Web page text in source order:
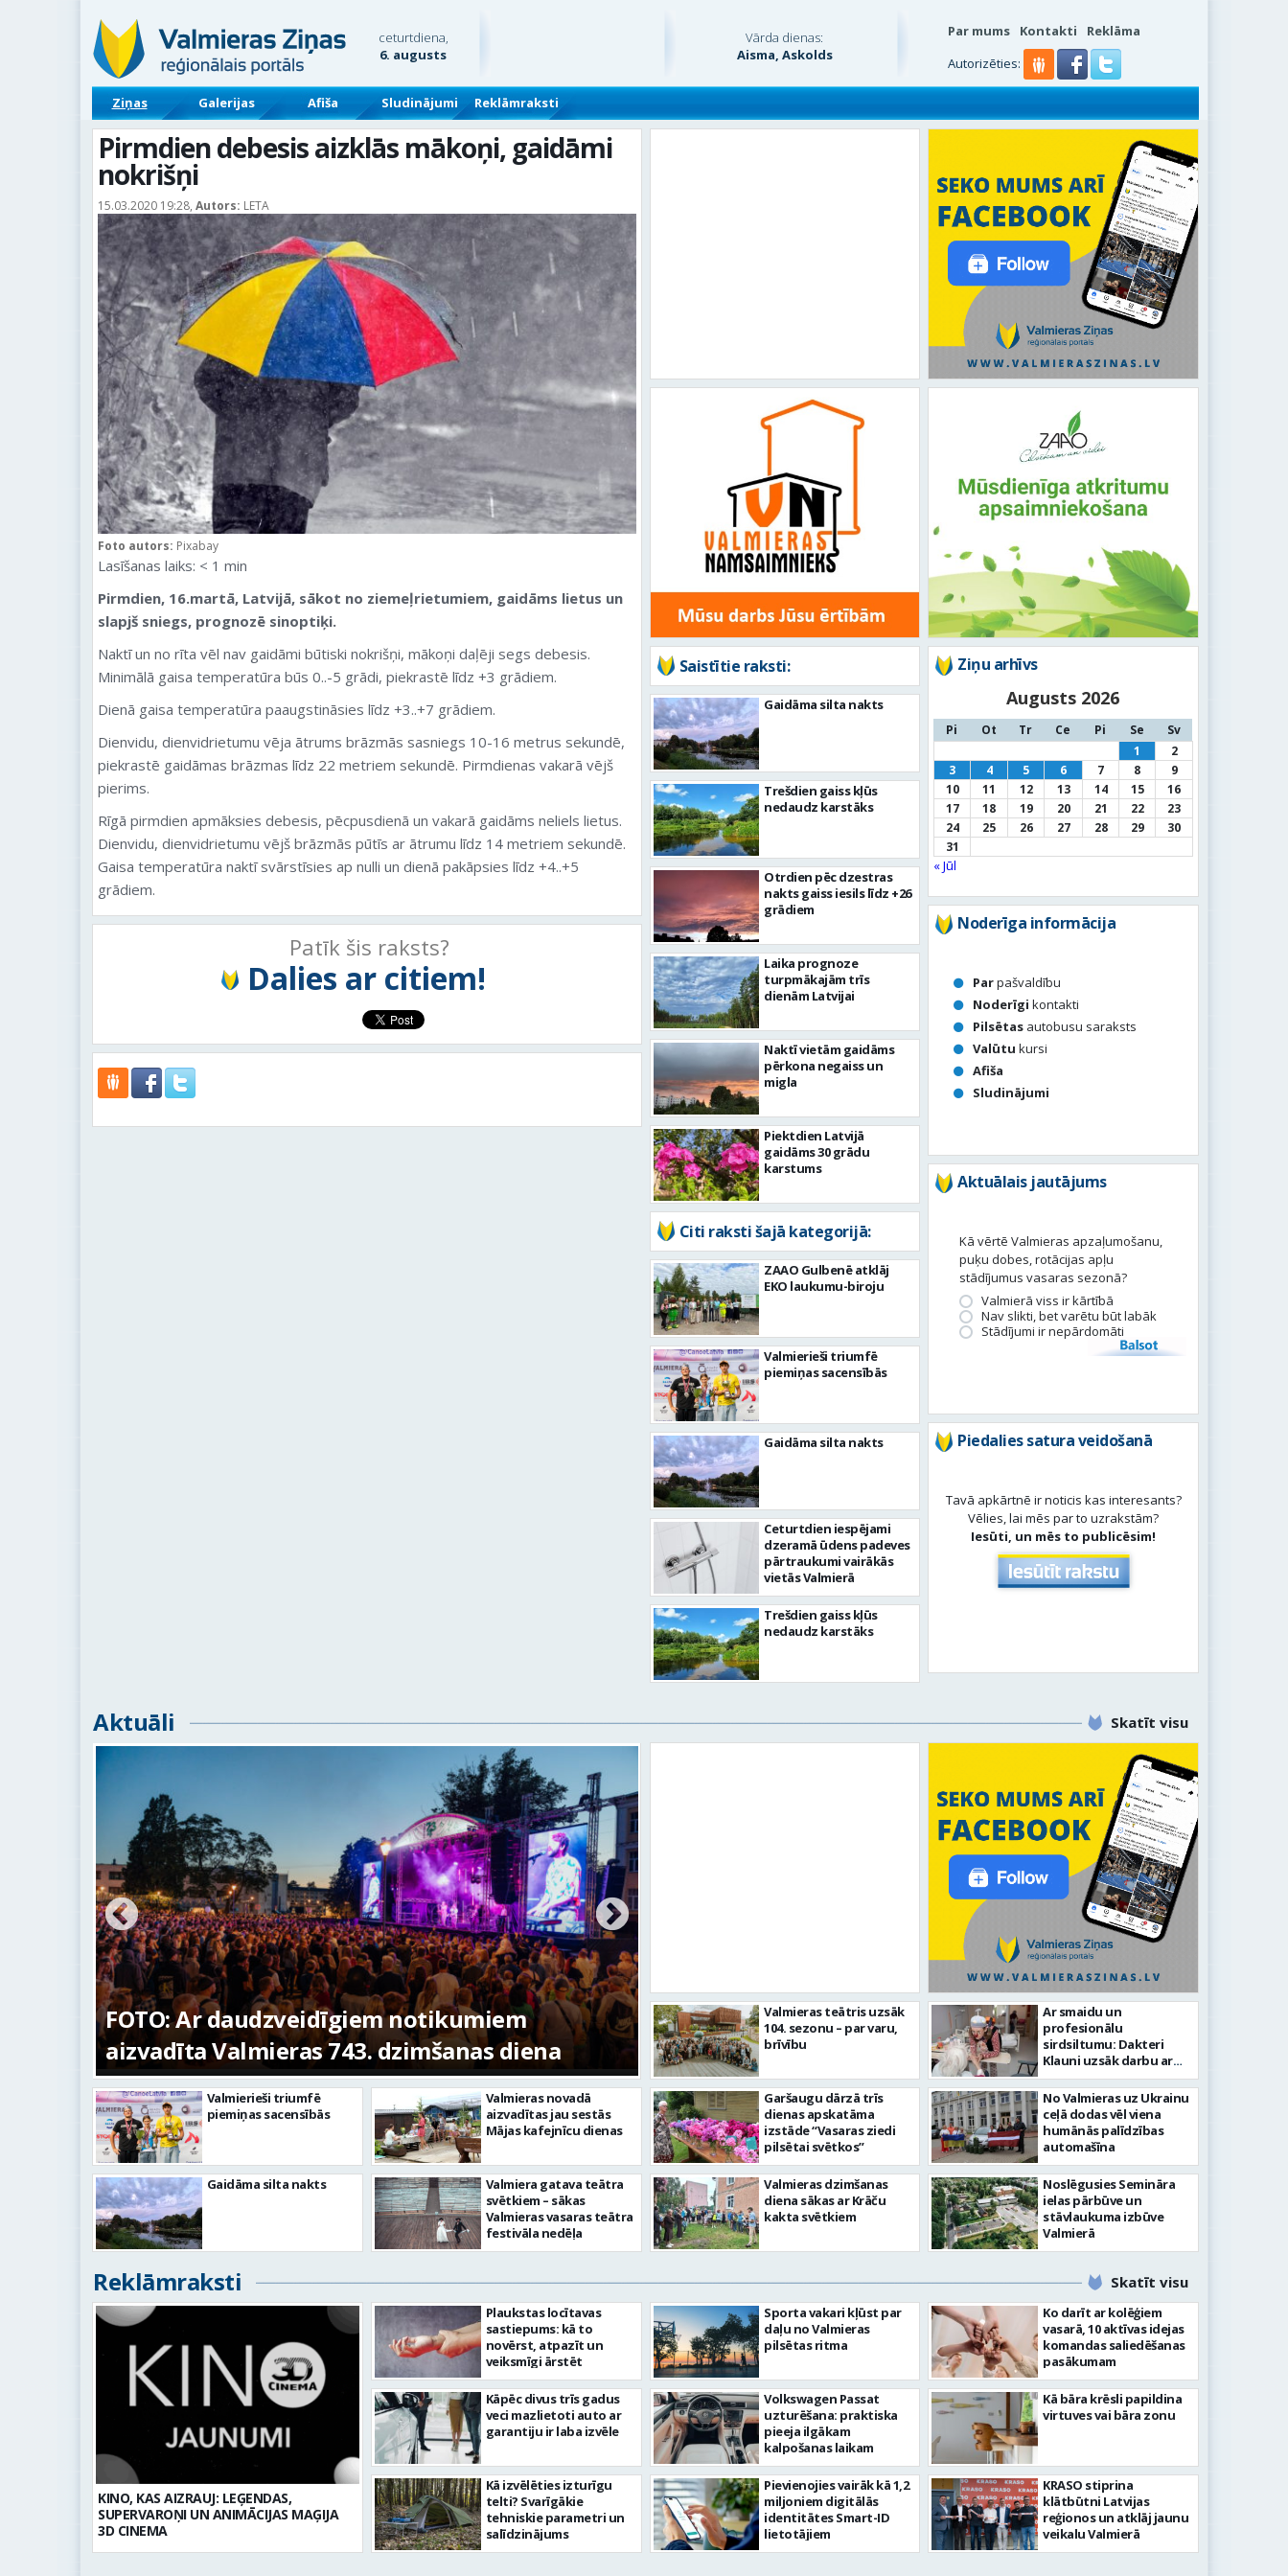
ceturtdiena,
6. augusts
Vārda dienas:
Aisma, Askolds
Par mums Kontakti
Reklāma
Autorizēties:
Ziņas Galerijas Afiša Sludinājumi Reklāmraksti
Pirmdien debesis aizklās mākoņi, gaidāmi
nokrišņi
15.03.2020 19:28, Autors: LETA
Foto autors: Pixabay
Lasīšanas laiks: < 1 min
Pirmdien, 16.martā, Latvijā, sākot no ziemeļrietumiem, gaidāms lietus un
slapjš sniegs, prognozē sinoptiķi.
Naktī un no rīta vēl nav gaidāmi būtiski nokrišņi, mākoņi daļēji segs debesis.
Minimālā gaisa temperatūra būs 0..-5 grādi, piekrastē līdz +3 grādiem.
Dienā gaisa temperatūra paaugstināsies līdz +3..+7 grādiem.
Dienvidu, dienvidrietumu vēja ātrums brāzmās sasniegs 10-16 metrus sekundē,
piekrastē gaidāmas brāzmas līdz 22 metriem sekundē. Pirmdienas vakarā vējš
pierims.
Rīgā pirmdien apmāksies debesis, pēcpusdienā un vakarā gaidāms neliels lietus.
Dienvidu, dienvidrietumu vējš brāzmās pūtīs ar ātrumu līdz 14 metriem sekundē.
Gaisa temperatūra naktī svārstīsies ap nulli un dienā pakāpsies līdz +4..+5
grādiem.
Patīk šis raksts?
Dalies ar citiem!
Saistītie raksti:
Gaidāma silta nakts
Trešdien gaiss kļūs
nedaudz karstāks
Otrdien pēc dzestras
nakts gaiss iesils līdz +26
grādiem
Laika prognoze
turpmākajām trīs
dienām Latvijai
Naktī vietām gaidāms
pērkona negaiss un
migla
Piektdien Latvijā
gaidāms 30 grādu
karstums
Citi raksti šajā kategorijā:
ZAAO Gulbenē atklāj
EKO laukumu-biroju
Valmierieši triumfē
piemiņas sacensībās
Gaidāma silta nakts
Ceturtdien iespējami
dzeramā ūdens padeves
pārtraukumi vairākās
vietās Valmierā
Trešdien gaiss kļūs
nedaudz karstāks
Ziņu arhīvs
Augusts 2026
Pi Ot Tr Ce Pi Se
Sv
1
2
3
4 5 6 7 8
9
10
11 12 13 14 15
16
17
18 19 20 21 22
23
24
25 26 27 28 29
30
31
« Jūl
Noderīga informācija
Parpašvaldību
Noderīgi kontakti
Pilsētas autobusu saraksts
Valūtu kursi
Afiša
Sludinājumi
Aktuālais jautājums
Kā vērtē Valmieras apzaļumošanu,
puķu dobes, rotācijas apļu
stādījumus vasaras sezonā?
Valmierā viss ir kārtībā
Nav slikti, bet varētu būt labāk
Stādījumi ir nepārdomāti
Balsot
Piedalies satura veidošanā
Tavā apkārtnē ir noticis kas interesants?
Vēlies, lai mēs par to uzrakstām?
Iesūti, un mēs to publicēsim!
Aktuāli Skatīt visu
FOTO: Ar daudzveidīgiem notikumiem
aizvadīta Valmieras 743. dzimšanas diena
FOTO: Valmieras pilsētas svētku gājiens 2026
Valmierieši triumfē
piemiņas sacensībās
Gaidāma silta nakts
Valmieras novadā
aizvadītas jau sestās
Mājas kafejnīcu dienas
Valmiera gatava teātra
svētkiem – sākas
Valmieras vasaras teātra
festivāla nedēļa
Valmieras teātris uzsāk
104. sezonu – par varu,
brīvību
Garšaugu dārzā trīs
dienas apskatāma
izstāde “Vasaras ziedi
pilsētai svētkos”
Valmieras dzimšanas
diena sākas ar Krāču
kakta svētkiem
Ar smaidu un
profesionālu
sirdsiltumu: Dakteri
Klauni uzsāk darbu ar
senioriem Vidzemes
slimnīcā
No Valmieras uz Ukrainu
ceļā dodas vēl viena
humānās palīdzības
automašīna
Noslēgusies Semināra
ielas pārbūve un
stāvlaukuma izbūve
Valmierā
Reklāmraksti Skatīt visu
KINO, KAS AIZRAUJ: LEĢENDAS,
SUPERVAROŅI UN ANIMĀCIJAS MAĢIJA
3D CINEMA
Plaukstas locītavas
sastiepums: kā to
novērst, atpazīt un
veiksmīgi ārstēt
Kāpēc divus trīs gadus
veci mazlietoti auto ar
garantiju ir laba izvēle
Kā izvēlēties izturīgu
telti? Svarīgākie
tehniskie parametri un
salīdzinājums
Sporta vakari kļūst par
daļu no Valmieras
pilsētas ritma
Volkswagen Passat
uzturēšana: praktiska
pieeja ilgākam
kalpošanas laikam
Pievienojies vairāk kā 1,2
miljoniem digitālās
identitātes Smart-ID
lietotājiem
Ko darīt ar kolēģiem
vasarā, 10 aktīvas idejas
komandas saliedēšanas
pasākumam
Kā bāra krēsli papildina
virtuves vai bāra zonu
KRASO stiprina
klātbūtni Latvijas
reģionos un atklāj jaunu
veikalu Valmierā